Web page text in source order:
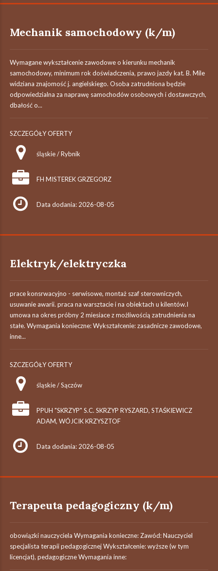
Mechanik samochodowy (k/m)
Wymagane wykształcenie zawodowe o kierunku mechanik
samochodowy, minimum rok doświadczenia, prawo jazdy kat. B. Mile
widziana znajomość j. angielskiego. Osoba zatrudniona będzie
odpowiedzialna za naprawę samochodów osobowych i dostawczych,
dbałość o...
SZCZEGÓŁY OFERTY
śląskie / Rybnik
FH MISTEREK GRZEGORZ
Data dodania: 2026-08-05
Elektryk/elektryczka
prace konsrwacyjno - serwisowe, montaż szaf sterowniczych,
usuwanie awarii. praca na warsztacie i na obiektach u kilentów.I
umowa na okres próbny 2 miesiace z możliwością zatrudnienia na
stałe. Wymagania konieczne: Wykształcenie: zasadnicze zawodowe,
inne...
SZCZEGÓŁY OFERTY
śląskie / Sączów
PPUH "SKRZYP" S.C. SKRZYP RYSZARD, STAŚKIEWICZ
ADAM, WÓJCIK KRZYSZTOF
Data dodania: 2026-08-05
Terapeuta pedagogiczny (k/m)
obowiązki nauczyciela Wymagania konieczne: Zawód: Nauczyciel
specjalista terapii pedagogicznej Wykształcenie: wyższe (w tym
licencjat), pedagogiczne Wymagania inne: